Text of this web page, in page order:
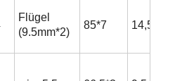
Flügel
(9.5mm*2)
85*7 14,5